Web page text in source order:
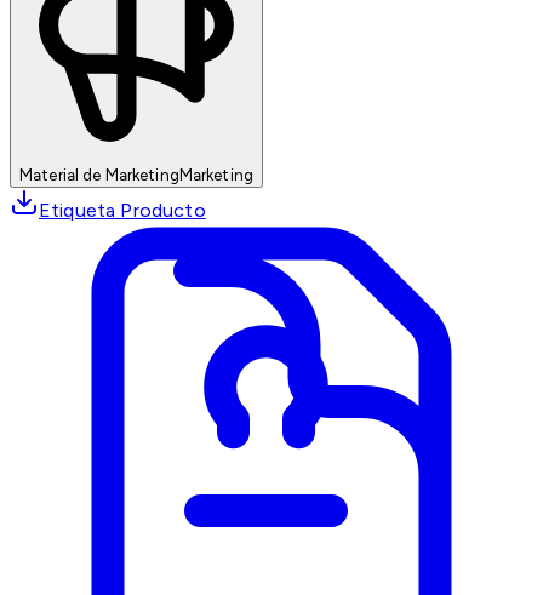
Material de MarketingMarketing
Etiqueta Producto